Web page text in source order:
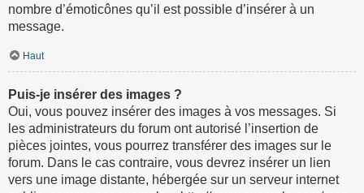
nombre d’émoticônes qu’il est possible d’insérer à un
message.
Haut
Puis-je insérer des images ?
Oui, vous pouvez insérer des images à vos messages. Si
les administrateurs du forum ont autorisé l’insertion de
pièces jointes, vous pourrez transférer des images sur le
forum. Dans le cas contraire, vous devrez insérer un lien
vers une image distante, hébergée sur un serveur internet